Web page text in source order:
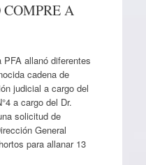
COMPRE A
allanó diferentes
cadena de
judicial a cargo del
a cargo del Dr.
solicitud de
General
para allanar 13